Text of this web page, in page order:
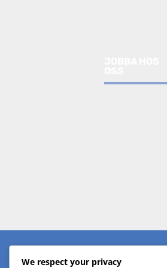
Om koncernern
We respect your privacy